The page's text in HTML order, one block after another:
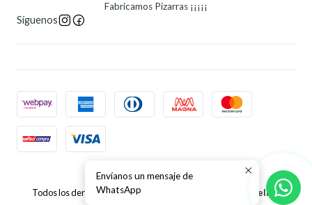
Fabricamos Pizarras ¡¡¡¡¡
Síguenos
2026 Pizarras Bicolor.
Todos los derechos reservados.
Desarrollado por Jumpseller.
Envíanos un mensaje de
WhatsApp